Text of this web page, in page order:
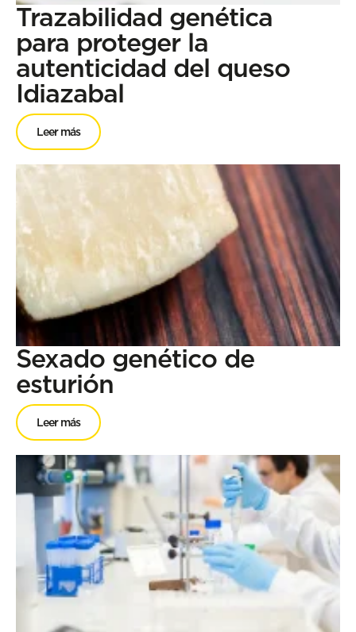
Trazabilidad genética
para proteger la
autenticidad del queso
Idiazabal
Leer más
Sexado genético de
esturión
Leer más